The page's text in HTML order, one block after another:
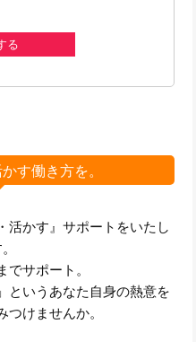
る
す働き方を。
活かす』サポートをいたし
でサポート。
というあなた自身の熱意を
けませんか。